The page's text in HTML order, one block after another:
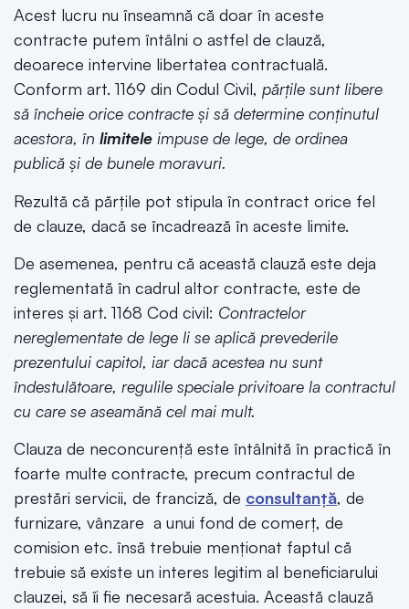
Acest lucru nu înseamnă că doar în aceste
contracte putem întâlni o astfel de clauză,
deoarece intervine libertatea contractuală.
Conform art. 1169 din Codul Civil, părțile sunt libere
să încheie orice contracte și să determine conținutul
acestora, în limitele impuse de lege, de ordinea
publică și de bunele moravuri.
Rezultă că părțile pot stipula în contract orice fel
de clauze, dacă se încadrează în aceste limite.
De asemenea, pentru că această clauză este deja
reglementată în cadrul altor contracte, este de
interes și art. 1168 Cod civil: Contractelor
nereglementate de lege li se aplică prevederile
prezentului capitol, iar dacă acestea nu sunt
îndestulătoare, regulile speciale privitoare la contractul
cu care se aseamănă cel mai mult.
Clauza de neconcurență este întâlnită în practică în
foarte multe contracte, precum contractul de
prestări servicii, de franciză, de consultanță, de
furnizare, vânzare a unui fond de comerț, de
comision etc. însă trebuie menționat faptul că
trebuie să existe un interes legitim al beneficiarului
clauzei, să îi fie necesară acestuia. Această clauză